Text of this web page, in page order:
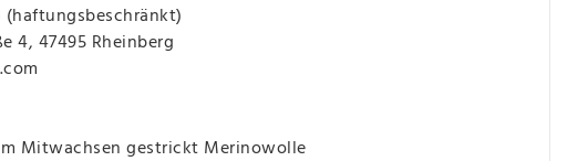
4, 47495 Rheinberg
Mitwachsen gestrickt Merinowolle